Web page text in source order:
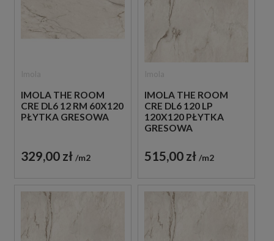
IMOLA THE ROOM
CRE DL6 12 RM 60X120
PŁYTKA GRESOWA
329,00 zł m2
IMOLA THE ROOM
CRE DL6 120 LP
120X120 PŁYTKA
GRESOWA
515,00 zł m2